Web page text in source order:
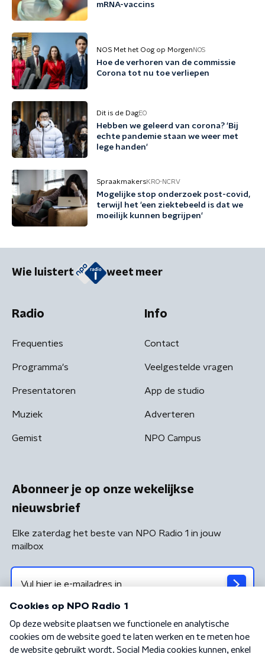
mRNA-vaccins
NOS Met het Oog op Morgen NOS
Hoe de verhoren van de commissie
Corona tot nu toe verliepen
Dit is de DagEO
Hebben we geleerd van corona? 'Bij
echte pandemie staan we weer met
lege handen'
SpraakmakersKRO-NCRV
Mogelijke stop onderzoek post-covid,
terwijl het 'een ziektebeeld is dat we
moeilijk kunnen begrijpen'
Wie luistert weet meer
Radio
Frequenties
Programma's
Presentatoren
Muziek
Gemist
Info
Contact
Veelgestelde vragen
App de studio
Adverteren
NPO Campus
Abonneer je op onze wekelijkse
nieuwsbrief
Elke zaterdag het beste van NPO Radio 1 in jouw
mailbox